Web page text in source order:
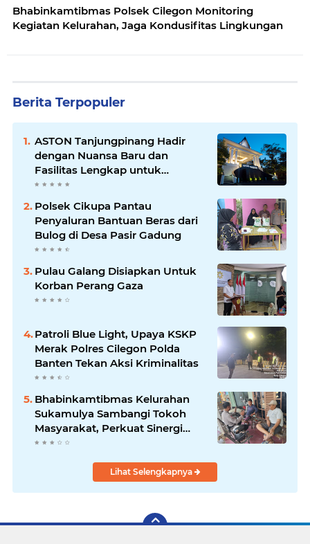
Bhabinkamtibmas Polsek Cilegon Monitoring
Kegiatan Kelurahan, Jaga Kondusifitas Lingkungan
Berita Terpopuler
ASTON Tanjungpinang Hadir
dengan Nuansa Baru dan
Fasilitas Lengkap untuk
Kenyamanan Tamu
Polsek Cikupa Pantau
Penyaluran Bantuan Beras dari
Bulog di Desa Pasir Gadung
Pulau Galang Disiapkan Untuk
Korban Perang Gaza
Patroli Blue Light, Upaya KSKP
Merak Polres Cilegon Polda
Banten Tekan Aksi Kriminalitas
Bhabinkamtibmas Kelurahan
Sukamulya Sambangi Tokoh
Masyarakat, Perkuat Sinergi
Jaga Kamtibmas
Lihat Selengkapnya